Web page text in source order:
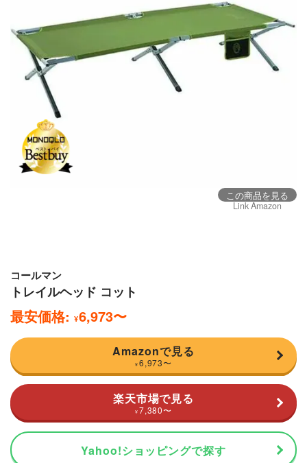
この商品を見る
Link Amazon
コールマン
トレイルヘッド コット
最安価格: ¥6,973〜
Amazonで見る
¥ 6,973〜
楽天市場で見る
¥ 7,380〜
Yahoo!ショッピングで探す